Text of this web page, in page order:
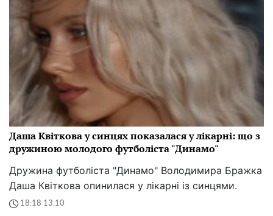
Даша Квіткова у синцях показалася у лікарні: що з
дружиною молодого футболіста "Динамо"
Дружина футболіста "Динамо" Володимира Бражка
Даша Квіткова опинилася у лікарні із синцями.
18:18 13.10